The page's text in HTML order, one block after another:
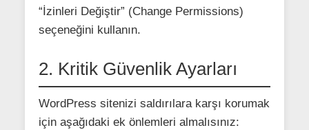
“İzinleri Değiştir” (Change Permissions)
seçeneğini kullanın.
2. Kritik Güvenlik Ayarları
WordPress sitenizi saldırılara karşı korumak
için aşağıdaki ek önlemleri almalısınız: